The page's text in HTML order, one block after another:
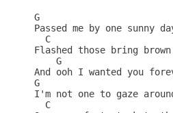
G
Passed me by one sunny
  C
Flashed those bring brown
G
And ooh I wanted you
G
I'm not one to gaze
  C